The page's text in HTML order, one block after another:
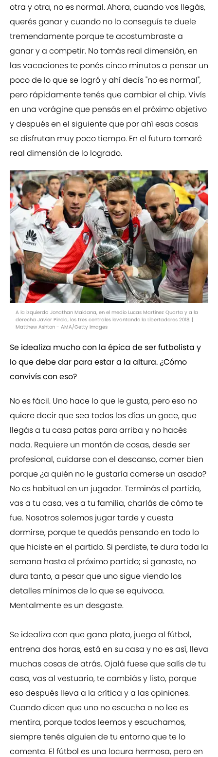
otra y otra, no es normal. Ahora, cuando vos llegás,
querés ganar y cuando no lo conseguís te duele
tremendamente porque te acostumbraste a
ganar y a competir. No tomás real dimensión, en
las vacaciones te ponés cinco minutos a pensar un
poco de lo que se logró y ahí decís "no es normal",
pero rápidamente tenés que cambiar el chip. Vivís
en una vorágine que pensás en el próximo objetivo
y después en el siguiente que por ahí esas cosas
se disfrutan muy poco tiempo. En el futuro tomaré
real dimensión de lo logrado.
A la izquierda Jonathan Maidana, en el medio Lucas Martínez Quarta y a la
derecha Javier Pinola, los tres centrales levantando la Libertadores 2018. |
Matthew Ashton - AMA/Getty Images
Se idealiza mucho con la épica de ser futbolista y
lo que debe dar para estar a la altura. ¿Cómo
convivís con eso?
No es fácil. Uno hace lo que le gusta, pero eso no
quiere decir que sea todos los días un goce, que
llegás a tu casa patas para arriba y no hacés
nada. Requiere un montón de cosas, desde ser
profesional, cuidarse con el descanso, comer bien
porque ¿a quién no le gustaría comerse un asado?
No es habitual en un jugador. Terminás el partido,
vas a tu casa, ves a tu familia, charlás de cómo te
fue. Nosotros solemos jugar tarde y cuesta
dormirse, porque te quedás pensando en todo lo
que hiciste en el partido. Si perdiste, te dura toda la
semana hasta el próximo partido; si ganaste, no
dura tanto, a pesar que uno sigue viendo los
detalles mínimos de lo que se equivoca.
Mentalmente es un desgaste.
Se idealiza con que gana plata, juega al fútbol,
entrena dos horas, está en su casa y no es así, lleva
muchas cosas de atrás. Ojalá fuese que salís de tu
casa, vas al vestuario, te cambiás y listo, porque
eso después lleva a la crítica y a las opiniones.
Cuando dicen que uno no escucha o no lee es
mentira, porque todos leemos y escuchamos,
siempre tenés alguien de tu entorno que te lo
comenta. El fútbol es una locura hermosa, pero en